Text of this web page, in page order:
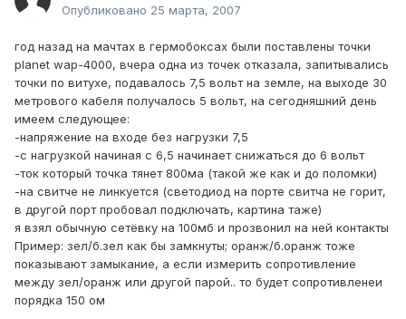
Опубликовано 25 марта, 2007
год назад на мачтах в гермобоксах были поставлены точки
planet wap-4000, вчера одна из точек отказала, запитывались
точки по витухе, подавалось 7,5 вольт на земле, на выходе 30
метрового кабеля получалось 5 вольт, на сегодняшний день
имеем следующее:
-напряжение на входе без нагрузки 7,5
-с нагрузкой начиная с 6,5 начинает снижаться до 6 вольт
-ток который точка тянет 800ма (такой же как и до поломки)
-на свитче не линкуется (светодиод на порте свитча не горит,
в другой порт пробовал подключать, картина таже)
я взял обычную сетёвку на 100мб и прозвонил на ней контакты
Пример: зел/б.зел как бы замкнуты; оранж/б.оранж тоже
показывают замыкание, а если измерить сопротивление
между зел/оранж или другой парой.. то будет сопротивленеи
порядка 150 ом